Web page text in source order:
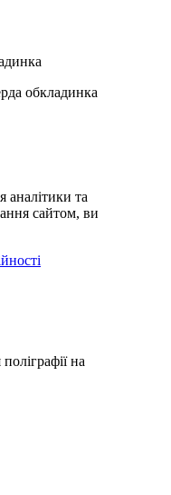
та
сайтом, ви
на